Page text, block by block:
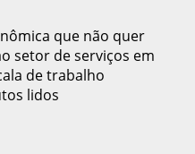
que não quer
setor de serviços em
de trabalho
lidos